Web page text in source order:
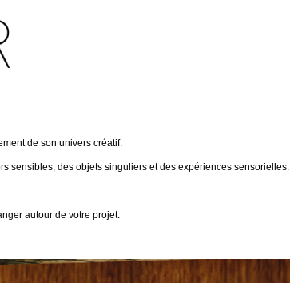
de son univers créatif.
sensibles, des objets singuliers et des expériences sensorielles.
autour de votre projet.